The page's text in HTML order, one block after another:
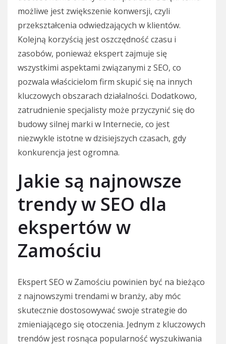
możliwe jest zwiększenie konwersji, czyli
przekształcenia odwiedzających w klientów.
Kolejną korzyścią jest oszczędność czasu i
zasobów, ponieważ ekspert zajmuje się
wszystkimi aspektami związanymi z SEO, co
pozwala właścicielom firm skupić się na innych
kluczowych obszarach działalności. Dodatkowo,
zatrudnienie specjalisty może przyczynić się do
budowy silnej marki w Internecie, co jest
niezwykle istotne w dzisiejszych czasach, gdy
konkurencja jest ogromna.
Jakie są najnowsze
trendy w SEO dla
ekspertów w
Zamościu
Ekspert SEO w Zamościu powinien być na bieżąco
z najnowszymi trendami w branży, aby móc
skutecznie dostosowywać swoje strategie do
zmieniającego się otoczenia. Jednym z kluczowych
trendów jest rosnąca popularność wyszukiwania